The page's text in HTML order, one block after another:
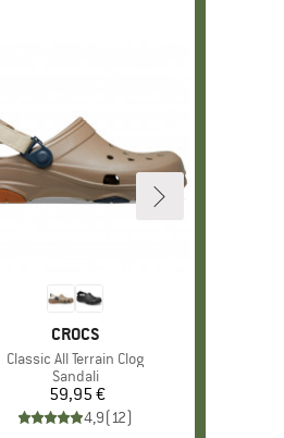
MARCHIO
CROCS
Articolo
Classic All Terrain Clog
Gruppo di prodotti
Sandali
Prezzo
59,95 €
4,9(12)